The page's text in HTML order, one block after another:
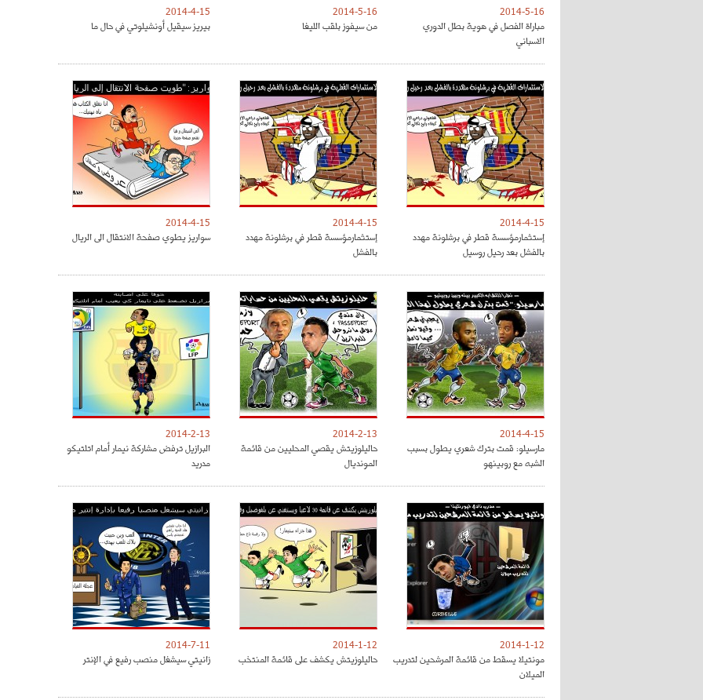
2014-5-16
مباراة الفصل في هوية بطل الدوري
الاسباني
2014-5-16
من سيفوز بلقب الليغا
2014-4-15
بيريز سيقيل أونشيلوتي في حال ما
2014-4-15
إستثمارمؤسسة قطر في برشلونة مهدد
بالفشل بعد رحيل روسيل
2014-4-15
إستثمارمؤسسة قطر في برشلونة مهدد
بالفشل
2014-4-15
سواريز يطوي صفحة الانتقال الى الريال
2014-4-15
مارسيلو: قمت بترك شعري يطول بسبب
الشبه مع روبينهو
2014-2-13
حاليلوزيتش يقصي المحليين من قائمة
المونديال
2014-2-13
البرازيل ترفض مشاركة نيمار أمام اتلتيكو
مدريد
2014-1-12
مونتيلا يسقط من قائمة المرشحين لتدريب
الميلان
2014-1-12
حاليلوزيتش يكشف على قائمة المنتخب
2014-7-11
زانيتي سيشغل منصب رفيع في الإنتر